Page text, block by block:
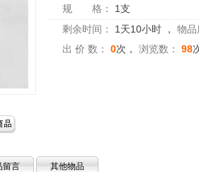
规 格：
1支
剩余时间：
1天10小时 ， 物品
出 价 数：
0次， 浏览数： 98
留言
其他物品